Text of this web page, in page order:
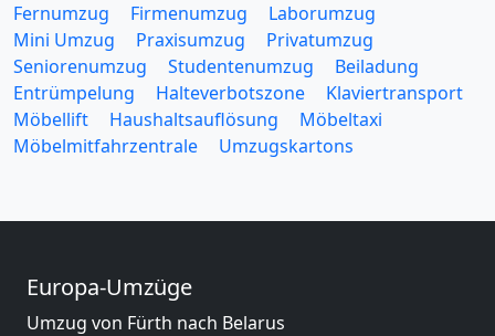
Fernumzug
Firmenumzug
Laborumzug
Mini Umzug
Praxisumzug
Privatumzug
Seniorenumzug
Studentenumzug
Beiladung
Entrümpelung
Halteverbotszone
Klaviertransport
Möbellift
Haushaltsauflösung
Möbeltaxi
Möbelmitfahrzentrale
Umzugskartons
Europa-Umzüge
Umzug von Fürth nach Belarus